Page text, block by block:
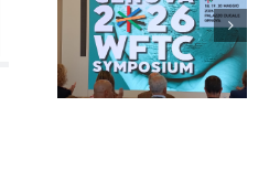
La Voce di Genova
– 29/04/2026